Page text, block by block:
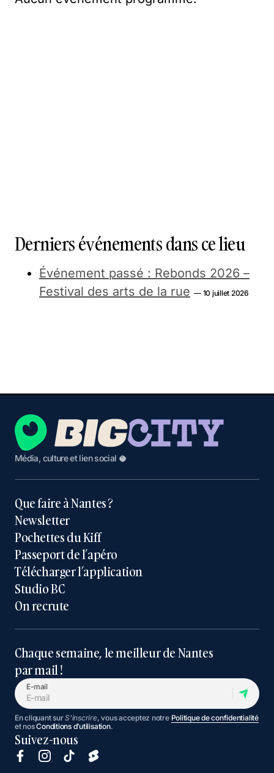
Derniers événements dans ce lieu
Événement passé : Rebonds 2026 –
Festival des arts de la rue — 10 juillet 2026
Média, culture et lien social 🥥
Que faire à Nantes ?
Newsletter
Pochettes du Kiff
Passeport de l’apéro
Télécharger l’application
Studio BC
On recrute
Chaque semaine, le meilleur de Nantes
par mail !
E-mail
En cliquant surS'inscrire, vous acceptez notre Politique de confidentialité
et nosConditions d’utilisation.
Suivez-nous